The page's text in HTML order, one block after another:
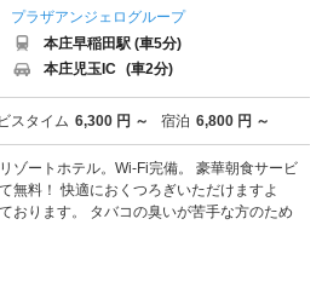
プラザアンジェログループ
本庄早稲田駅 (車5分)
本庄児玉IC (車2分)
スタイム 6,300 円 ～ 宿泊 6,800 円 ～
ゾートホテル。Wi-Fi完備。 豪華朝食サービ
無料！ 快適におくつろぎいただけますよ
おります。 タバコの臭いが苦手な方のため